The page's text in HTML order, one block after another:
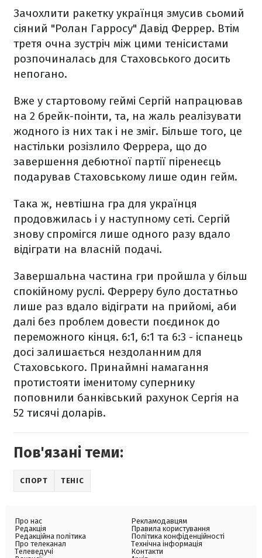
Зачохлити ракетку українця змусив сьомий
сіяний "Ролан Гарросу" Давід Феррер. Втім
третя очна зустріч між цими тенісистами
розпочиналась для Стаховського досить
непогано.
Вже у стартовому геймі Сергій напрацював
на 2 брейк-поінти, та, на жаль реалізувати
жодного із них так і не зміг. Більше того, це
настільки розізлило Феррера, що до
завершення дебютної партії піренеєць
подарував Стаховському лише один гейм.
Така ж, невтішна гра для українця
продовжилась і у наступному сеті. Сергій
знову спромігся лише одного разу вдало
відіграти на власній подачі.
Завершальна частина гри пройшла у більш
спокійному руслі. Ферреру було достатньо
лише раз вдало відіграти на прийомі, аби
далі без проблем довести поєдинок до
переможного кінця. 6:1, 6:1 та 6:3 - іспанець
досі залишається нездоланним для
Стаховського. Принаймні намагання
протистояти іменитому супернику
поповнили банківський рахунок Сергія на
52 тисячі доларів.
Пов'язані теми:
СПОРТ ТЕНІС
Про нас
Редакція
Редакційна політика
Про телеканал
Телеведучі
Рекламодавцям
Правила користування
Політика конфіденційності
Технічна інформація
Контакти